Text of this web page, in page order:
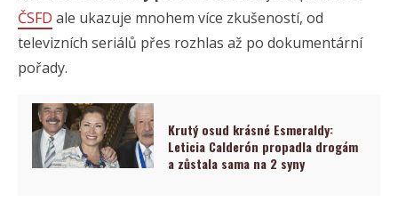
ČSFD ale ukazuje mnohem více zkušeností, od
televizních seriálů přes rozhlas až po dokumentární
pořady.
Krutý osud krásné Esmeraldy:
Leticia Calderón propadla drogám
a zůstala sama na 2 syny